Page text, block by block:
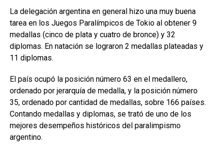
La delegación argentina en general hizo una muy buena
tarea en los Juegos Paralímpicos de Tokio al obtener 9
medallas (cinco de plata y cuatro de bronce) y 32
diplomas. En natación se lograron 2 medallas plateadas y
11 diplomas.
El país ocupó la posición número 63 en el medallero,
ordenado por jerarquía de medalla, y la posición número
35, ordenado por cantidad de medallas, sobre 166 países.
Contando medallas y diplomas, se trató de uno de los
mejores desempeños históricos del paralimpismo
argentino.